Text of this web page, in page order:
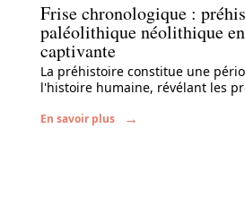
Frise chronologique :
paléolithique néolithique
captivante
La préhistoire constitue une
l'histoire humaine, révélant les
En savoir plus